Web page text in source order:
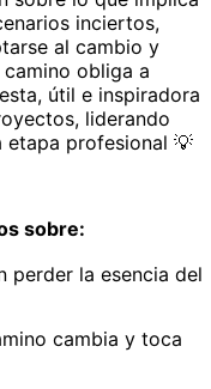
inciertos,
al cambio y
obliga a
útil e inspiradora
liderando
etapa profesional 💡
sobre:
perder la esencia del
cambia y toca